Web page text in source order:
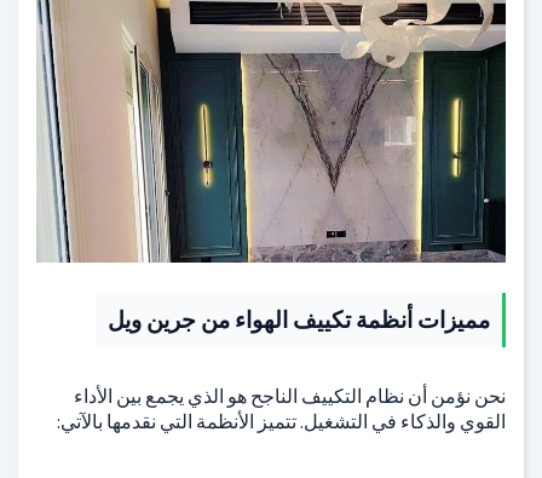
مميزات أنظمة تكييف الهواء من جرين ويل
نحن نؤمن أن نظام التكييف الناجح هو الذي يجمع بين الأداء
القوي والذكاء في التشغيل. تتميز الأنظمة التي نقدمها بالآتي: